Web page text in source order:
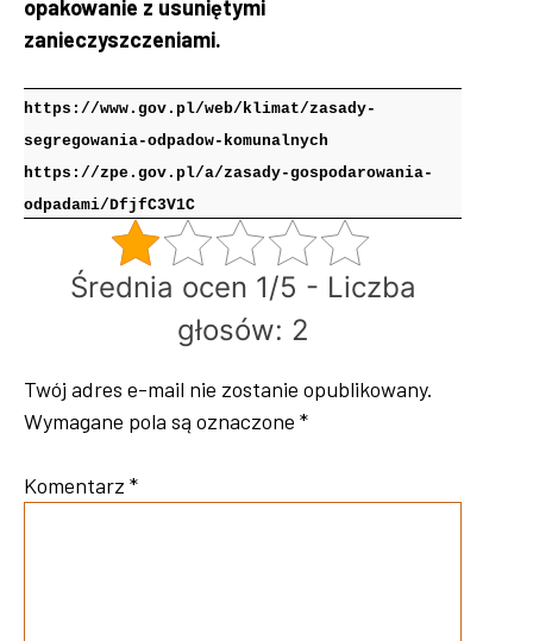
opakowanie z usuniętymi
zanieczyszczeniami.
https://www.gov.pl/web/klimat/zasady-
segregowania-odpadow-komunalnych
https://zpe.gov.pl/a/zasady-gospodarowania-
odpadami/DfjfC3V1C
Średnia ocen 1/5 - Liczba
głosów: 2
Twój adres e-mail nie zostanie opublikowany.
Wymagane pola są oznaczone *
Komentarz *